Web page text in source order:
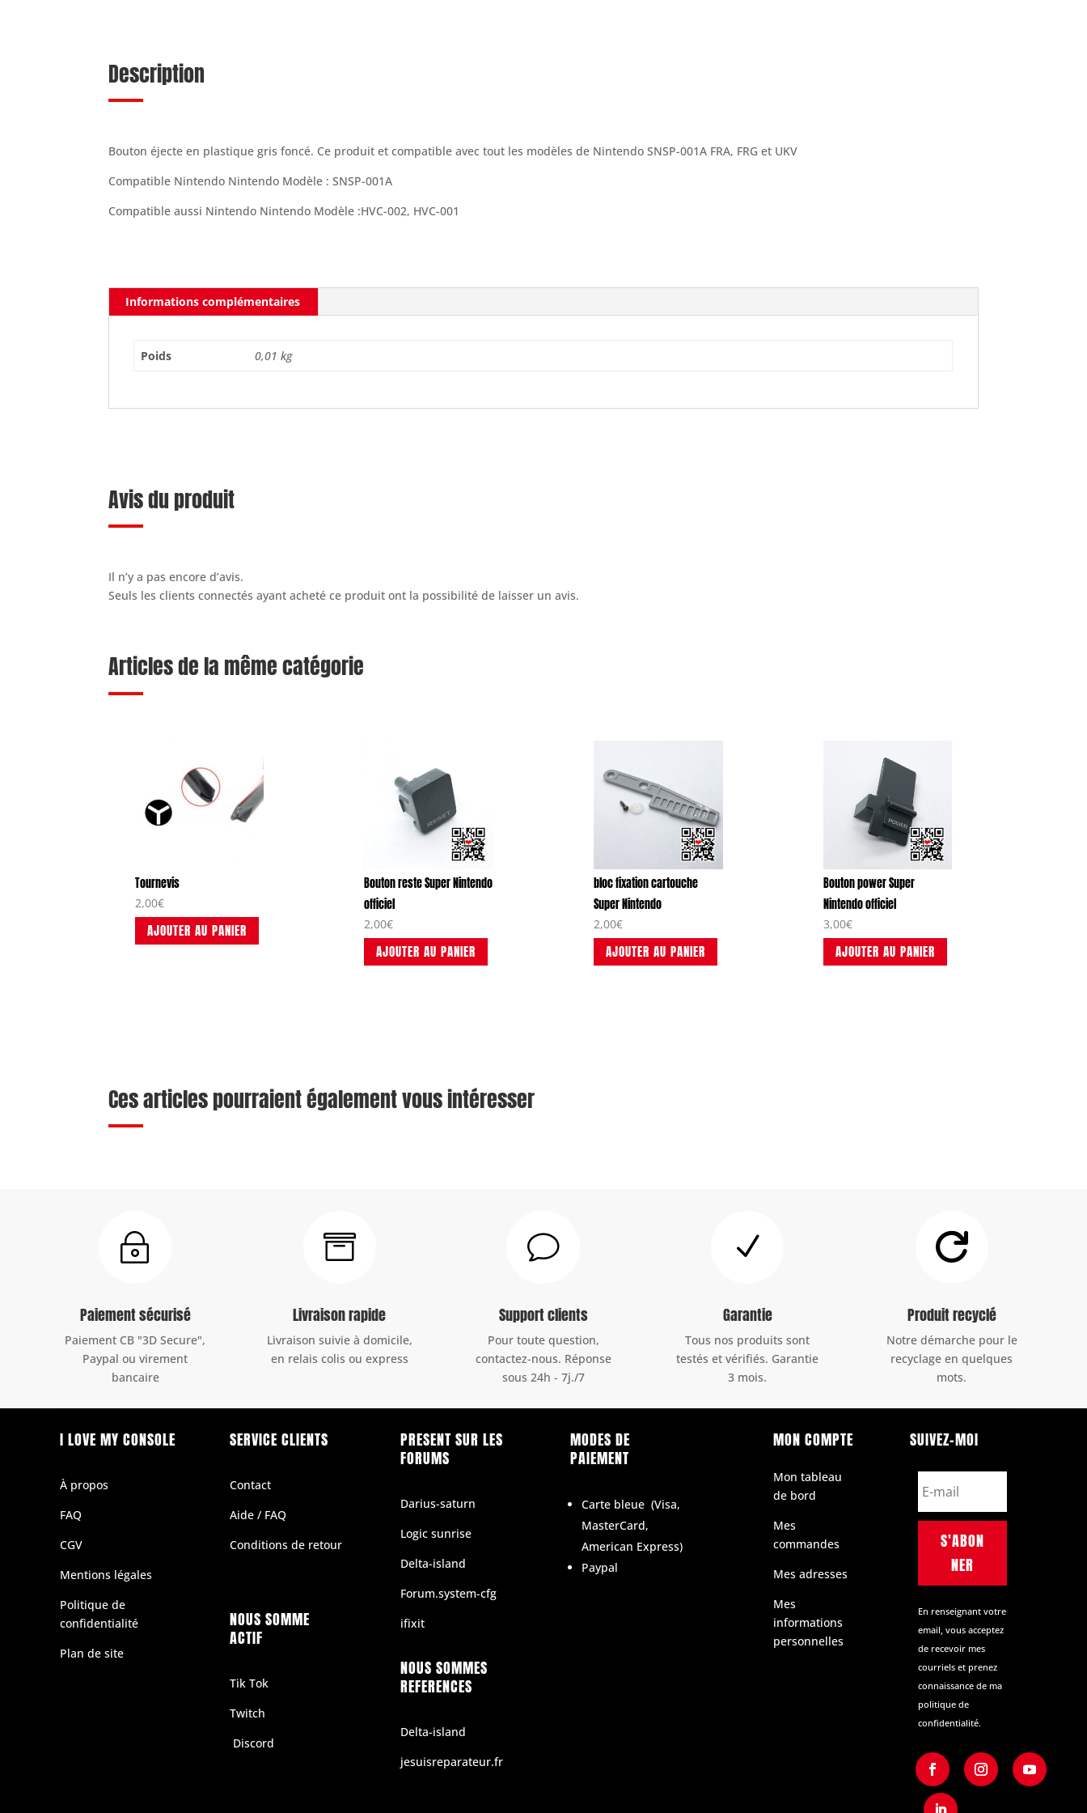
Description
Bouton éjecte en plastique gris foncé. Ce produit et compatible avec tout les modèles de Nintendo SNSP-001A FRA, FRG et UKV
Compatible Nintendo Nintendo Modèle : SNSP-001A
Compatible aussi Nintendo Nintendo Modèle :HVC-002, HVC-001
Informations complémentaires
Poids 0,01 kg
Avis du produit
Il n’y a pas encore d’avis.
Seuls les clients connectés ayant acheté ce produit ont la possibilité de laisser un avis.
Articles de la même catégorie
Tournevis
2,00€
AJOUTER AU PANIER
Bouton reste Super Nintendo
officiel
2,00€
AJOUTER AU PANIER
bloc fixation cartouche
Super Nintendo
2,00€
AJOUTER AU PANIER
Bouton power Super
Nintendo officiel
3,00€
AJOUTER AU PANIER
Ces articles pourraient également vous intéresser
~
Paiement sécurisé
Paiement CB "3D Secure",
Paypal ou virement
bancaire

Livraison rapide
Livraison suivie à domicile,
en relais colis ou express
v
Support clients
Pour toute question,
contactez-nous. Réponse
sous 24h - 7j./7
N
Garantie
Tous nos produits sont
testés et vérifiés. Garantie
3 mois.

Produit recyclé
Notre démarche pour le
recyclage en quelques
mots.
I LOVE MY CONSOLE
À propos
FAQ
CGV
Mentions légales
Politique de
confidentialité
Plan de site
SERVICE CLIENTS
Contact
Aide / FAQ
Conditions de retour
NOUS SOMME
ACTIF
Tik Tok
Twitch
Discord
PRESENT SUR LES
FORUMS
Darius-saturn
Logic sunrise
Delta-island
Forum.system-cfg
ifixit
NOUS SOMMES
REFERENCES
Delta-island
jesuisreparateur.fr
MODES DE
PAIEMENT
Carte bleue (Visa,
MasterCard,
American Express)
Paypal
MON COMPTE
Mon tableau
de bord
Mes
commandes
Mes adresses
Mes
informations
personnelles
SUIVEZ-MOI
S'ABON
NER
En renseignant votre
email, vous acceptez
de recevoir mes
courriels et prenez
connaissance de ma
politique de
confidentialité.